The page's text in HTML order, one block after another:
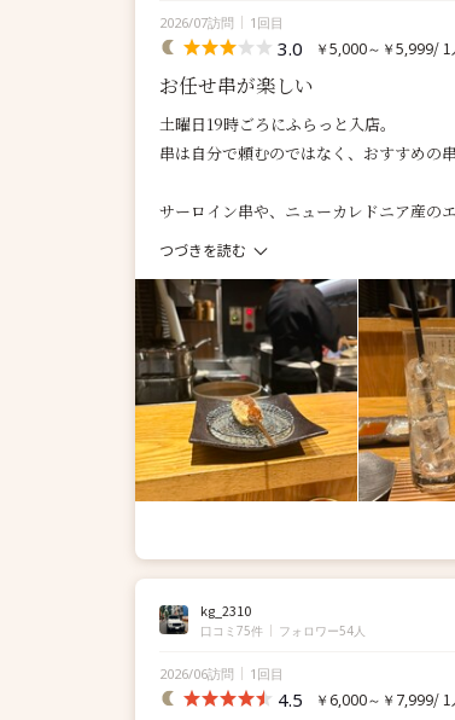
2026/07訪問 1回目
3.0 ￥5,000～￥5,999/ 1
お任せ串が楽しい
土曜日19時ごろにふらっと入店。
串は自分で頼むのではなく、おすすめの
サーロイン串や、ニューカレドニア産の
つづきを読む
kg_2310
口コミ75件 フォロワー54人
2026/06訪問 1回目
4.5 ￥6,000～￥7,999/ 1